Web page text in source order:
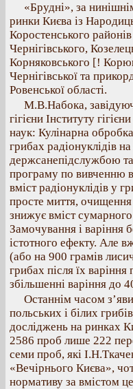
«Брудні», за
ринки Києва із
Коростенського
Чернігівського,
Корняковського [!
Чернігівської та
Ровенської області.
М.В.Набока,
гігієни Інституту
наук: Кулінарна
грибах радіонуклідів
держсанепідслужбою
програму по вивченню
вміст радіонуклідів у
просте миття,
знижує вміст
Замочування і варіння
істотного ефекту. Але
(або на 900 грамів
грибах після їх
збільшенні варіння до
Останнім часом
польських і білих
досліджень на ринках
2586 проб лише 222
семи проб, які
«Вечірнього Києва»,
нормативу за вмістом